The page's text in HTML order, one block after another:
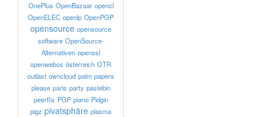
OnePlus OpenBazaar opencl
OpenELEC openlp OpenPGP
opensource opensource
software OpenSource-
Alternativen openssl
openwebos österreich OTR
outlast owncloud palm papers
please paris party pastebin
peerflix PGP piano Pidgin
pigz pivatsphäre plasma